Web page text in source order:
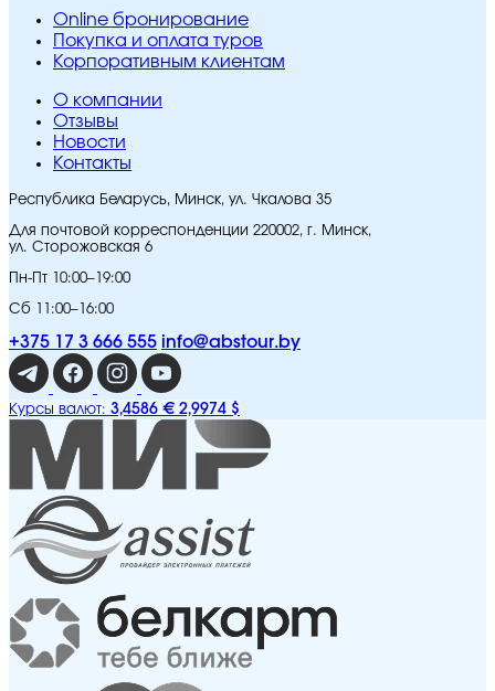
Online бронирование
Покупка и оплата туров
Корпоративным клиентам
O компании
Отзывы
Новости
Контакты
Республика Беларусь, Минск, ул. Чкалова 35
Для почтовой корреспонденции 220002, г. Минск,
ул. Сторожовская 6
Пн-Пт 10:00–19:00
Сб 11:00–16:00
+375 17 3 666 555 info@abstour.by
Курсы валют: 3,4586 € 2,9974 $